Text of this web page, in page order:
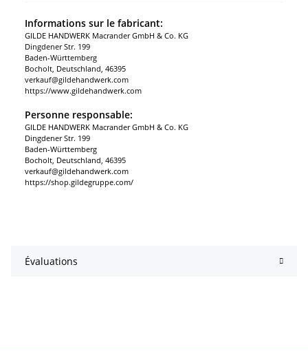
Informations sur le fabricant:
GILDE HANDWERK Macrander GmbH & Co. KG
Dingdener Str. 199
Baden-Württemberg
Bocholt, Deutschland, 46395
verkauf@gildehandwerk.com
https://www.gildehandwerk.com
Personne responsable:
GILDE HANDWERK Macrander GmbH & Co. KG
Dingdener Str. 199
Baden-Württemberg
Bocholt, Deutschland, 46395
verkauf@gildehandwerk.com
https://shop.gildegruppe.com/
Évaluations